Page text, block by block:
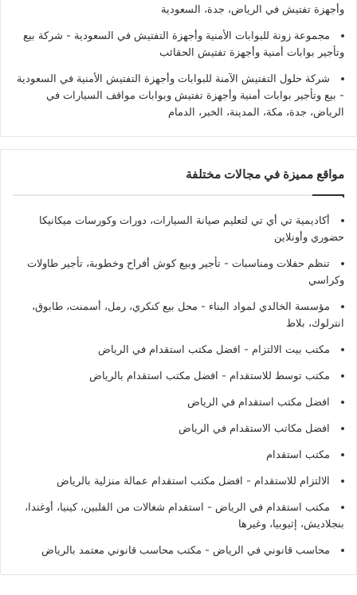
وأجهزة تفتيش في الرياض، جدة، السعودية
مجموعة زونة للبوابات الأمنية وأجهزة التفتيش في السعودية - شركة بيع
وتأجير بوابات أمنية وأجهزة تفتيش الحقائب
شركة حلول التفتيش الآمنة للبوابات وأجهزة التفتيش الأمنية في السعودية
- بيع وتأجير بوابات أمنية وأجهزة تفتيش وبوابات مواقف السيارات في
الرياض، جدة، مكة، المدينة، الخبر، الدمام
مواقع مميزة في مجالات مختلفة
أكاديمية تي أي تي لتعليم صيانة السيارات، دورات وكورسات ميكانيكا
حضوري وأونلاين
تنظم حفلات ومناسبات - تأجير وبيع كوش أفراح وخطوبة، تأجير طاولات
وكراسي
مؤسسة الخالدي لمواد البناء - محل بيع كنكري، رمل، أسمنت، طابوق،
انترلوك، بلاط
مكتب بيت الالتزام - افضل مكتب استقدام في الرياض
مكتب توسط للاستقدام - افضل مكتب استقدام بالرياض
افضل مكتب استقدام في الرياض
افضل مكاتب الاستقدام في الرياض
مكتب استقدام
الالتزام للاستقدام - افضل مكتب استقدام عمالة منزلية بالرياض
مكتب استقدام في الرياض - استقدام شغالات من الفلبين، كينيا، أوغندا،
بنجلاديش، إثيوبيا، وغيرها
محاسب قانوني في الرياض - مكتب محاسب قانوني معتمد بالرياض